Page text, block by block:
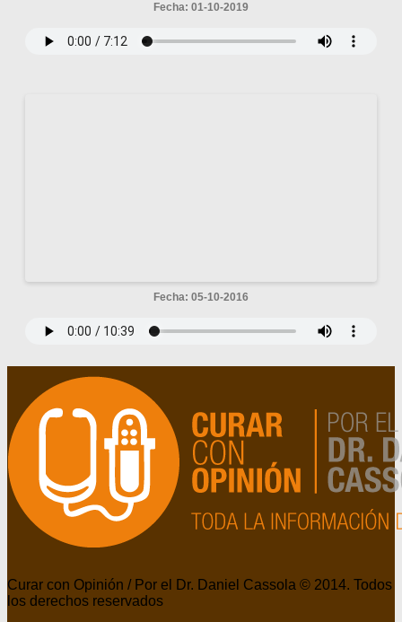
Fecha: 01-10-2019
Fecha: 05-10-2016
Curar con Opinión / Por el Dr. Daniel Cassola © 2014. Todos
los derechos reservados